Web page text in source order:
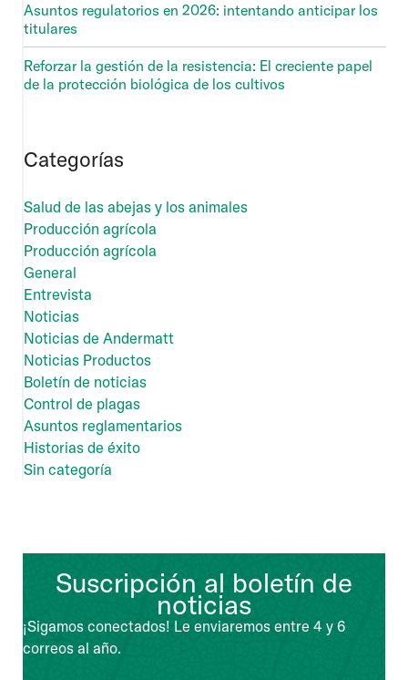
Asuntos regulatorios en 2026: intentando anticipar los
titulares
Reforzar la gestión de la resistencia: El creciente papel
de la protección biológica de los cultivos
Categorías
Salud de las abejas y los animales
Producción agrícola
Producción agrícola
General
Entrevista
Noticias
Noticias de Andermatt
Noticias Productos
Boletín de noticias
Control de plagas
Asuntos reglamentarios
Historias de éxito
Sin categoría
Suscripción al boletín de
noticias
¡Sigamos conectados! Le enviaremos entre 4 y 6
correos al año.